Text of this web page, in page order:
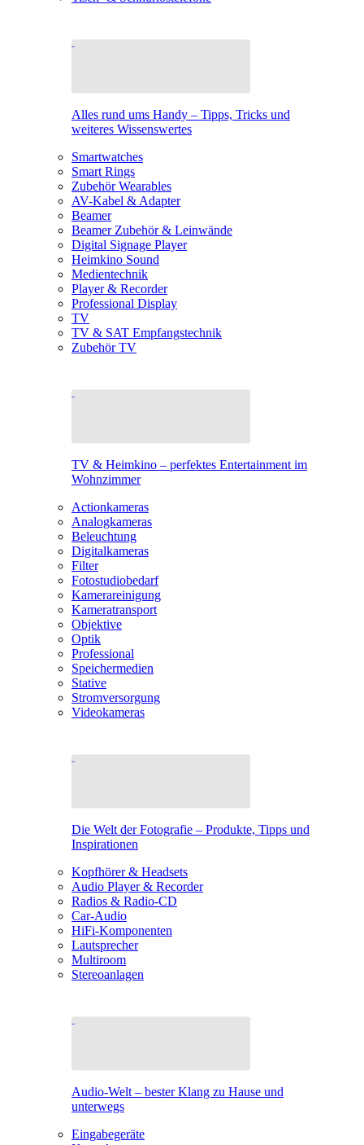
Alles rund ums Handy – Tipps, Tricks und
weiteres Wissenswertes
Smartwatches
Smart Rings
Zubehör Wearables
AV-Kabel & Adapter
Beamer
Beamer Zubehör & Leinwände
Digital Signage Player
Heimkino Sound
Medientechnik
Player & Recorder
Professional Display
TV
TV & SAT Empfangstechnik
Zubehör TV
TV & Heimkino – perfektes Entertainment im
Wohnzimmer
Actionkameras
Analogkameras
Beleuchtung
Digitalkameras
Filter
Fotostudiobedarf
Kamerareinigung
Kameratransport
Objektive
Optik
Professional
Speichermedien
Stative
Stromversorgung
Videokameras
Die Welt der Fotografie – Produkte, Tipps und
Inspirationen
Kopfhörer & Headsets
Audio Player & Recorder
Radios & Radio-CD
Car-Audio
HiFi-Komponenten
Lautsprecher
Multiroom
Stereoanlagen
Audio-Welt – bester Klang zu Hause und
unterwegs
Eingabegeräte